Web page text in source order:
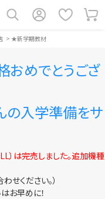
> ★新学期教材
めでとうござ
の入学準備をサ
）は完売しました。追加機種
ください。）
お早めに！